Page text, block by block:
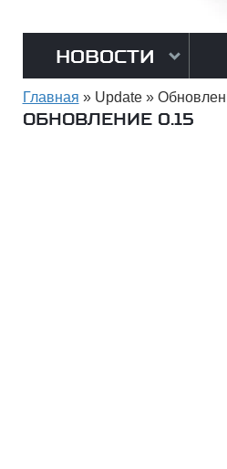
НОВОСТИ
Главная »Update »
ОБНОВЛЕНИЕ 0.15